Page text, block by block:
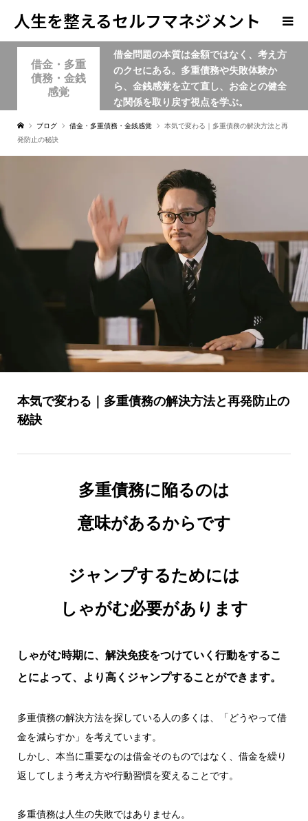
人生を整えるセルフマネジメント
借金・多重
債務・金銭
感覚
借金問題の本質は金額ではなく、考え方
のクセにある。多重債務や失敗体験か
ら、金銭感覚を立て直し、お金との健全
な関係を取り戻す視点を学ぶ。
ブログ 借金・多重債務・金銭感覚
本気で変わる｜多重債務の解決方法と再
発防止の秘訣
本気で変わる｜多重債務の解決方法と再発防止の
秘訣
多重債務に陥るのは
意味があるからです
ジャンプするためには
しゃがむ必要があります
しゃがむ時期に、解決免疫をつけていく行動をするこ
とによって、より高くジャンプすることができます。
多重債務の解決方法を探している人の多くは、「どうやって借
金を減らすか」を考えています。
しかし、本当に重要なのは借金そのものではなく、借金を繰り
返してしまう考え方や行動習慣を変えることです。
多重債務は人生の失敗ではありません。